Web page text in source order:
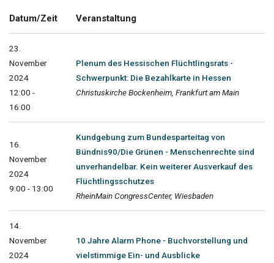
Datum/Zeit Veranstaltung
23.
November
2024
12:00 -
16:00
Plenum des Hessischen Flüchtlingsrats -
Schwerpunkt: Die Bezahlkarte in Hessen
Christuskirche Bockenheim, Frankfurt am Main
16.
November
2024
9:00 - 13:00
Kundgebung zum Bundesparteitag von
Bündnis90/Die Grünen - Menschenrechte sind
unverhandelbar. Kein weiterer Ausverkauf des
Flüchtlingsschutzes
RheinMain CongressCenter, Wiesbaden
14.
November
2024
10 Jahre Alarm Phone - Buchvorstellung und
vielstimmige Ein- und Ausblicke